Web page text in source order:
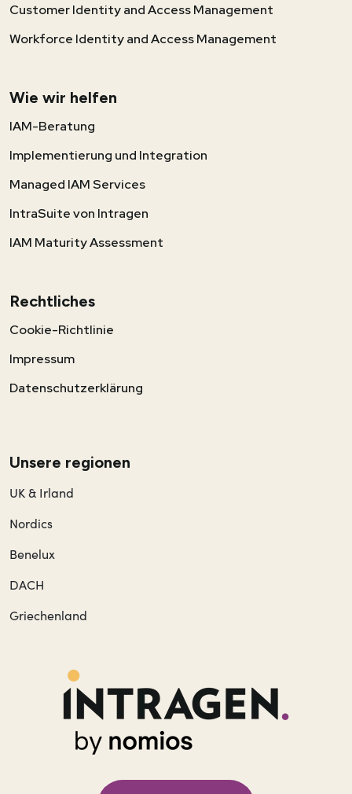
Unsere regionen
UK & Irland
Nordics
Benelux
DACH
Griechenland
Customer Identity and Access Management
Workforce Identity and Access Management
Wie wir helfen
IAM-Beratung
Implementierung und Integration
Managed IAM Services
IntraSuite von Intragen
IAM Maturity Assessment
Rechtliches
Cookie-Richtlinie
Impressum
Datenschutzerklärung